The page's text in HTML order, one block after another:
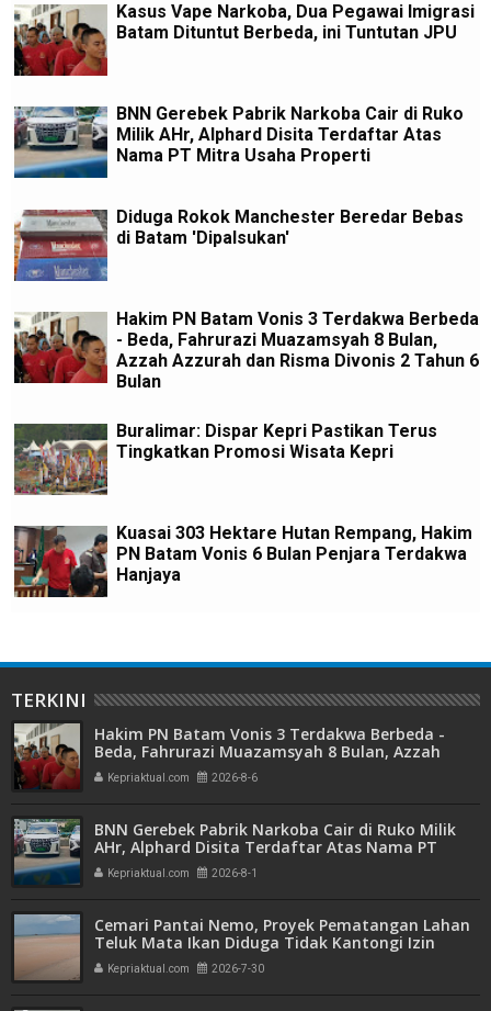
Kasus Vape Narkoba, Dua Pegawai Imigrasi
Batam Dituntut Berbeda, ini Tuntutan JPU
BNN Gerebek Pabrik Narkoba Cair di Ruko
Milik AHr, Alphard Disita Terdaftar Atas
Nama PT Mitra Usaha Properti
Diduga Rokok Manchester Beredar Bebas
di Batam 'Dipalsukan'
Hakim PN Batam Vonis 3 Terdakwa Berbeda
- Beda, Fahrurazi Muazamsyah 8 Bulan,
Azzah Azzurah dan Risma Divonis 2 Tahun 6
Bulan
Buralimar: Dispar Kepri Pastikan Terus
Tingkatkan Promosi Wisata Kepri
Kuasai 303 Hektare Hutan Rempang, Hakim
PN Batam Vonis 6 Bulan Penjara Terdakwa
Hanjaya
TERKINI
Hakim PN Batam Vonis 3 Terdakwa Berbeda -
Beda, Fahrurazi Muazamsyah 8 Bulan, Azzah
Azzurah dan Risma Divonis 2 Tahun 6 Bulan
Kepriaktual.com 2026-8-6
BNN Gerebek Pabrik Narkoba Cair di Ruko Milik
AHr, Alphard Disita Terdaftar Atas Nama PT
Mitra Usaha Properti
Kepriaktual.com 2026-8-1
Cemari Pantai Nemo, Proyek Pematangan Lahan
Teluk Mata Ikan Diduga Tidak Kantongi Izin
Amdal
Kepriaktual.com 2026-7-30